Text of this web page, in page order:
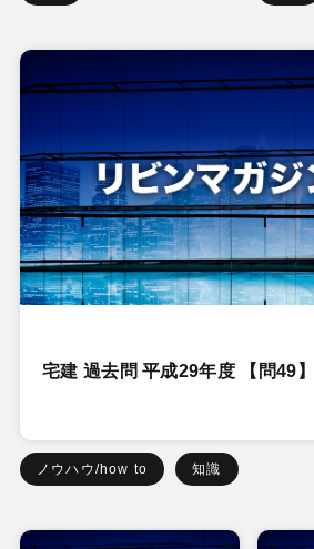
宅建 過去問 平成29年度 【問49
ノウハウ/how to 知識